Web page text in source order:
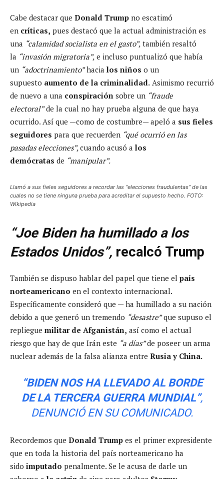
Cabe destacar que Donald Trump no escatimó
en críticas, pues destacó que la actual administración es
una “calamidad socialista en el gasto”, también resaltó
la “invasión migratoria”, e incluso puntualizó que había
un “adoctrinamiento”hacia los niños o un
supuesto aumento de la criminalidad. Asimismo recurrió
de nuevo a una conspiración sobre un “fraude
electoral”de la cual no hay prueba alguna de que haya
ocurrido. Así que —como de costumbre— apeló a sus fieles
seguidores para que recuerden “qué ocurrió en las
pasadas elecciones”,cuando acusó a los
demócratas de “manipular”.
Llamó a sus fieles seguidores a recordar las “elecciones fraudulentas” de las
cuales no se tiene ninguna prueba para acreditar el supuesto hecho. FOTO:
Wikipedia
“Joe Biden ha humillado a los
Estados Unidos”, recalcó Trump
También se dispuso hablar del papel que tiene el país
norteamericano en el contexto internacional.
Específicamente consideró que — ha humillado a su nación
debido a que generó un tremendo “desastre”que supuso el
repliegue militar de Afganistán, así como el actual
riesgo que hay de que Irán este “a días”de poseer un arma
nuclear además de la falsa alianza entre Rusia y China.
“BIDEN NOS HA LLEVADO AL BORDE
DE LA TERCERA GUERRA MUNDIAL”,
DENUNCIÓ EN SU COMUNICADO.
Recordemos que Donald Trump es el primer expresidente
que en toda la historia del país norteamericano ha
sido imputado penalmente. Se le acusa de darle un